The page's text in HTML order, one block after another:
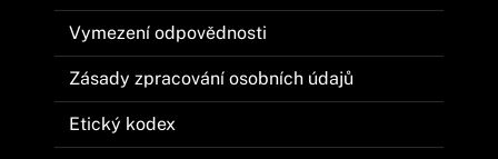
Vymezení odpovědnosti
Zásady zpracování osobních údajů
Etický kodex